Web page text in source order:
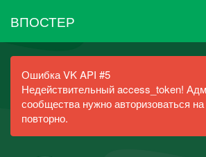
ВПОСТЕР
Ошибка VK API #5
Недействительный access_token!
сообщества нужно авторизоваться
повторно.